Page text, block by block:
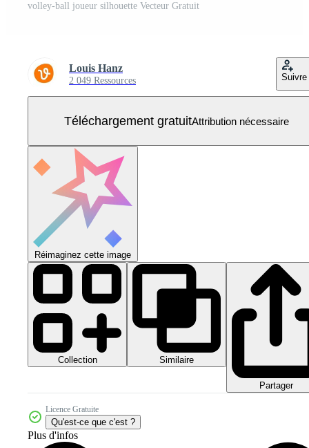
volley-ball joueur silhouette Vecteur Gratuit
Louis Hanz
2 049 Ressources Suivre
Téléchargement gratuitAttribution nécessaire
Réimaginez cette image
Collection Similaire
Partager
Licence Gratuite
Qu'est-ce que c'est ?
Plus d'infos